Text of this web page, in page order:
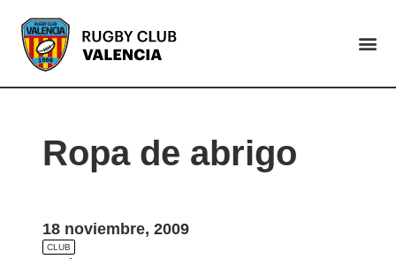
Ropa de abrigo
18 noviembre, 2009
CLUB